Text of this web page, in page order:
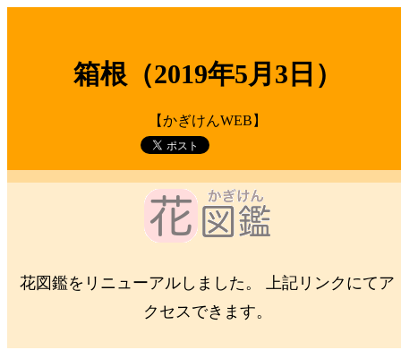
箱根（2019年5月3日）
【かぎけんWEB】
花図鑑をリニューアルしました。 上記リンクにてア
クセスできます。